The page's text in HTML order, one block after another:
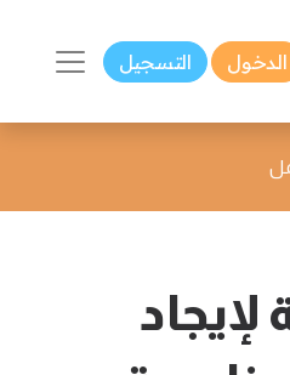
الدخول التسجيل
لإيجاد